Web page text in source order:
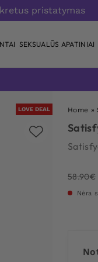
pristatymas
SEKSUALŪS APATINIAI
LOVE DEAL Home »
58.90€
Nėra